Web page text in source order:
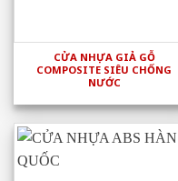
CỬA NHỰA GIẢ GỖ
COMPOSITE SIÊU CHỐNG
NƯỚC